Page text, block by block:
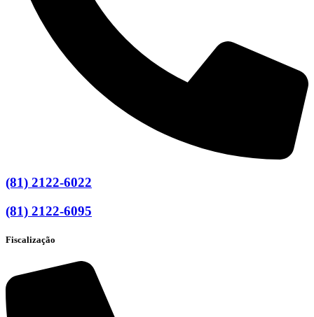
(81) 2122-6022
(81) 2122-6095
Fiscalização